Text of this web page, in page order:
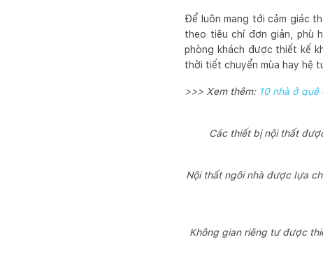
Để luôn mang tới cảm giác
theo tiêu chí đơn giản, phù
phòng khách được thiết kế
thời tiết chuyển mùa hay hệ
>>> Xem thêm: 10 nhà ở
Các thiết bị nội thất
Nội thất ngôi nhà được lựa
Không gian riêng tư được